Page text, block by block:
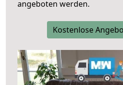
angeboten werden.
Kostenlose